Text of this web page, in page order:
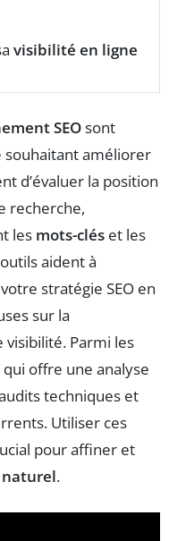
visibilité en ligne
SEOsont
améliorer
d’évaluer la position
recherche,
les mots-clés et les
aident à
stratégie SEO en
sur la
visibilité. Parmi les
qui offre une analyse
techniques et
Utiliser ces
pour affiner et
.